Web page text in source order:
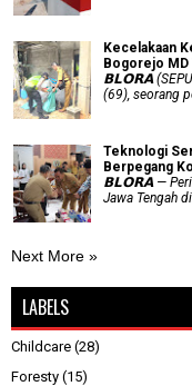
Kecelakaan
Bogorejo MD
𝗕𝗟𝗢𝗥𝗔
(69), seorang
Teknologi
Berpegang
𝗕𝗟𝗢𝗥𝗔 —
Jawa Tengah
Next More »
LABELS
Childcare (28)
Foresty (15)